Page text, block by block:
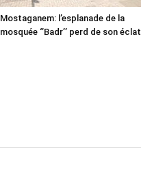
Mostaganem: l’esplanade de la
mosquée ‘’Badr’’ perd de son éclat